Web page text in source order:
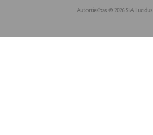
Autortiesības © 2026 SIA Lucidus